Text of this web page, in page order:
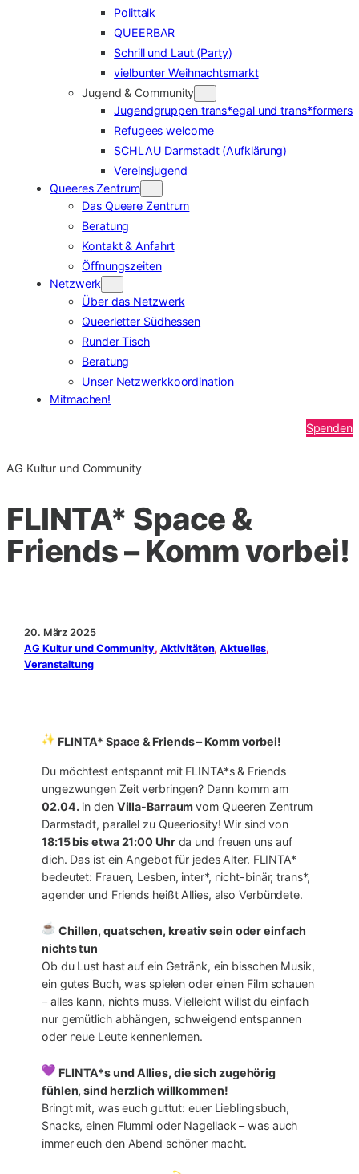
Polittalk
QUEERBAR
Schrill und Laut (Party)
vielbunter Weihnachtsmarkt
Jugend & Community
Jugendgruppen trans*egal und trans*formers
Refugees welcome
SCHLAU Darmstadt (Aufklärung)
Vereinsjugend
Queeres Zentrum
Das Queere Zentrum
Beratung
Kontakt & Anfahrt
Öffnungszeiten
Netzwerk
Über das Netzwerk
Queerletter Südhessen
Runder Tisch
Beratung
Unser Netzwerkkoordination
Mitmachen!
Spenden
AG Kultur und Community
FLINTA* Space &
Friends – Komm vorbei!
20. März 2025
AG Kultur und Community, Aktivitäten, Aktuelles
Veranstaltung
FLINTA* Space & Friends – Komm vorbei!
Du möchtest entspannt mit FLINTA*s & Friends
ungezwungen Zeit verbringen? Dann komm am
02.04.in den Villa-Barraumvom Queeren Zentrum
Darmstadt, parallel zu Queeriosity! Wir sind von
18:15 bis etwa 21:00 Uhrda und freuen uns auf
dich. Das ist ein Angebot für jedes Alter. FLINTA*
bedeutet: Frauen, Lesben, inter*, nicht-binär, trans*,
agender und Friends heißt Allies, also Verbündete.
Chillen, quatschen, kreativ sein oder einfach
nichts tun
Ob du Lust hast auf ein Getränk, ein bisschen Musik,
ein gutes Buch, was spielen oder einen Film schauen
– alles kann, nichts muss. Vielleicht willst du einfach
nur gemütlich abhängen, schweigend entspannen
oder neue Leute kennenlernen.
FLINTA*s und Allies, die sich zugehörig
fühlen, sind herzlich willkommen!
Bringt mit, was euch guttut: euer Lieblingsbuch,
Snacks, einen Flummi oder Nagellack – was auch
immer euch den Abend schöner macht.